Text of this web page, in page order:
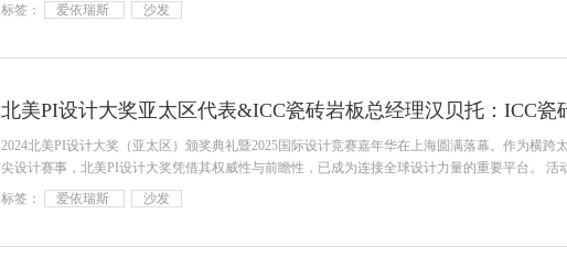
标签：
爱依瑞斯 沙发
2024北美PI设计大奖（亚太区）颁奖典礼暨2025国际设计竞赛嘉年华在上海圆满落幕。作为横跨
尖设计赛事，北美PI设计大奖凭借其权威性与前瞻性，已成为连接全球设计力量的重要平台。 活
设计大奖
标签： 爱依瑞斯 沙发